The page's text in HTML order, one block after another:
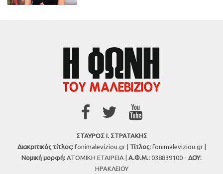
ΣΤΑΥΡΟΣ Ι. ΣΤΡΑΤΑΚΗΣ
Διακριτικός τίτλος:fonimaleviziou.gr | Τίτλος:fonimaleviziou.gr |
Νομική μορφή: ΑΤΟΜΙΚΗ ΕΤΑΙΡΕΙΑ | Α.Φ.Μ.: 038839100 - ΔΟΥ:
ΗΡΑΚΛΕΙΟΥ